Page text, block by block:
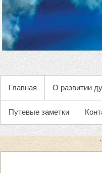
Главная О развитии
Путевые заметки